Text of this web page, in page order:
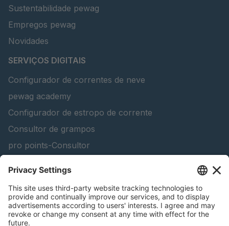
Sustentabilidade pewag
Empregos pewag
Novidades
SERVIÇOS DIGITAIS
Configurador de correntes de neve
pewag academy
Configurador de estropo de corrente
Consultor de grampos
pro points-Consultor
Lifting Beam Configurator
Encontra produtos florestais
Catálogos